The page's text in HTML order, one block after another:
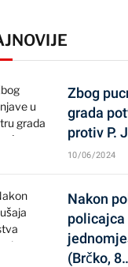
Zbog
grada
protiv P.
10/06/2024
Nakon
policajca
(Brčko,